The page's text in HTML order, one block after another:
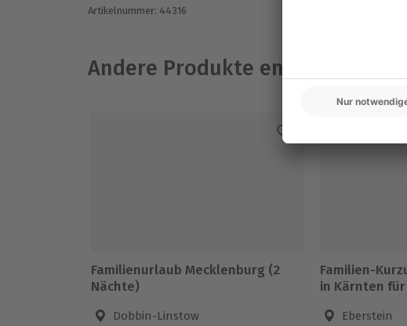
Artikelnummer: 44316
Andere Produkte entdecken
Familienurlaub Mecklenburg (2
Nächte)
Dobbin-Linstow
Familien-
in Kärnten
Eberstein